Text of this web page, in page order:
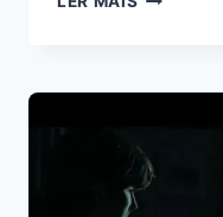
QUE
PRECISA
SABER
AGORA